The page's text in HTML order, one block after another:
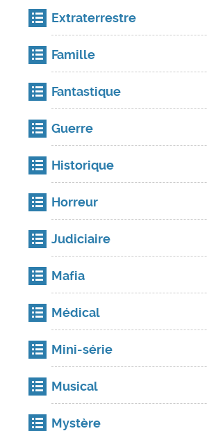
Extraterrestre
Famille
Fantastique
Guerre
Historique
Horreur
Judiciaire
Mafia
Médical
Mini-série
Musical
Mystère